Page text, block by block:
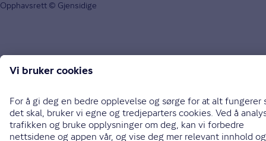
Opphavsrett © Gjensidige